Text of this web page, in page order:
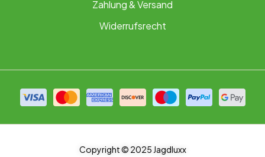
Zahlung & Versand
Widerrufsrecht
Copyright © 2025 Jagdluxx